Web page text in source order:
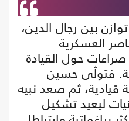
بين رجال الدين،
العسكرية
صراعات حول القيادة
فتولّى حسين
قيادية، ثم صعد نبيه
ليعيد تشكيل